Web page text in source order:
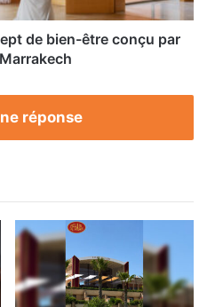
de bien-être conçu par
réponse